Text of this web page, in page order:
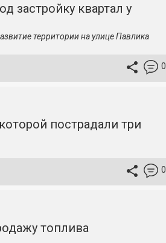
застройку квартал у
территории на улице Павлика
0
пострадали три
0
топлива